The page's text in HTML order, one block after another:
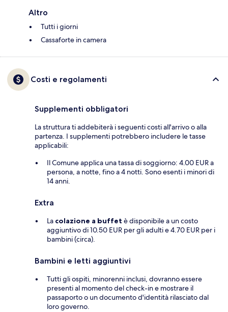
Altro
Tutti i giorni
Cassaforte in camera
Costi e regolamenti
Supplementi obbligatori
La struttura ti addebiterà i seguenti costi all'arrivo o alla
partenza. I supplementi potrebbero includere le tasse
applicabili:
Il Comune applica una tassa di soggiorno: 4.00 EUR a
persona, a notte, fino a 4 notti. Sono esenti i minori di
14 anni.
Extra
La colazione a buffet è disponibile a un costo
aggiuntivo di 10.50 EUR per gli adulti e 4.70 EUR per i
bambini (circa).
Bambini e letti aggiuntivi
Tutti gli ospiti, minorenni inclusi, dovranno essere
presenti al momento del check-in e mostrare il
passaporto o un documento d'identità rilasciato dal
loro governo.